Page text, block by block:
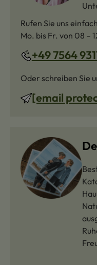
Rufen Sie uns
Mo. bis Fr. von 08 –
+49 7564
Oder schreiben Sie
[email